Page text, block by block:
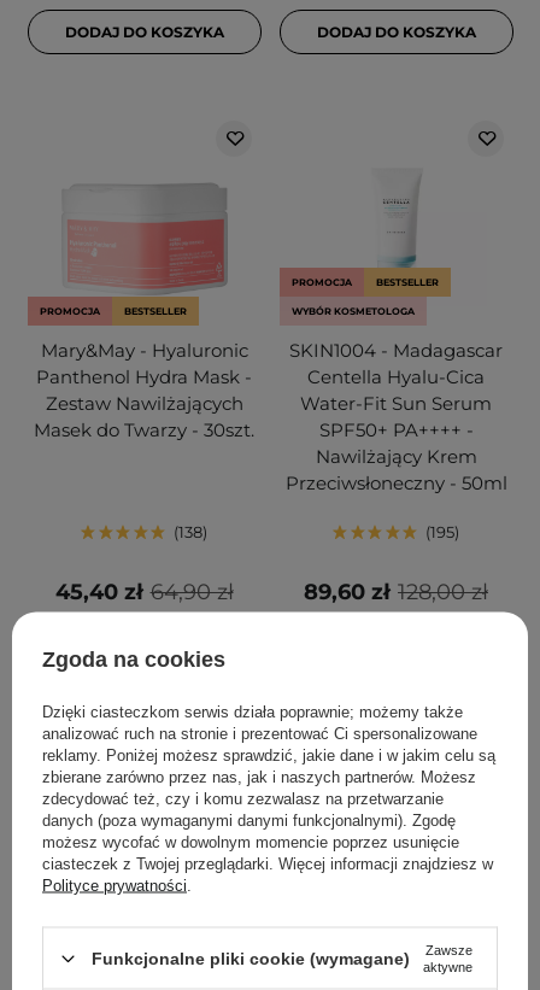
DODAJ DO KOSZYKA DODAJ DO KOSZYKA
PROMOCJA BESTSELLER
Mary&May - Hyaluronic
Panthenol Hydra Mask -
Zestaw Nawilżających
Masek do Twarzy - 30szt.
138
64,90 zł
45,40 zł
DODAJ DO KOSZYKA
PROMOCJA BESTSELLER
WYBÓR KOSMETOLOGA
SKIN1004 - Madagascar
Centella Hyalu-Cica
Water-Fit Sun Serum
SPF50+ PA++++ -
Nawilżający Krem
Przeciwsłoneczny - 50ml
195
128,00 zł
89,60 zł
PROMOCJA
Aestura - Atobarrier 365
Anua - Heartleaf
Zgoda na cookies
Dzięki ciasteczkom serwis działa poprawnie; możemy także
analizować ruch na stronie i prezentować Ci spersonalizowane
reklamy. Poniżej możesz sprawdzić, jakie dane i w jakim celu są
zbierane zarówno przez nas, jak i naszych partnerów. Możesz
zdecydować też, czy i komu zezwalasz na przetwarzanie
danych (poza wymaganymi danymi funkcjonalnymi). Zgodę
możesz wycofać w dowolnym momencie poprzez usunięcie
ciasteczek z Twojej przeglądarki. Więcej informacji znajdziesz w
Polityce prywatności
Funkcjonalne pliki cookie (wymagane)
Zawsze
aktywne